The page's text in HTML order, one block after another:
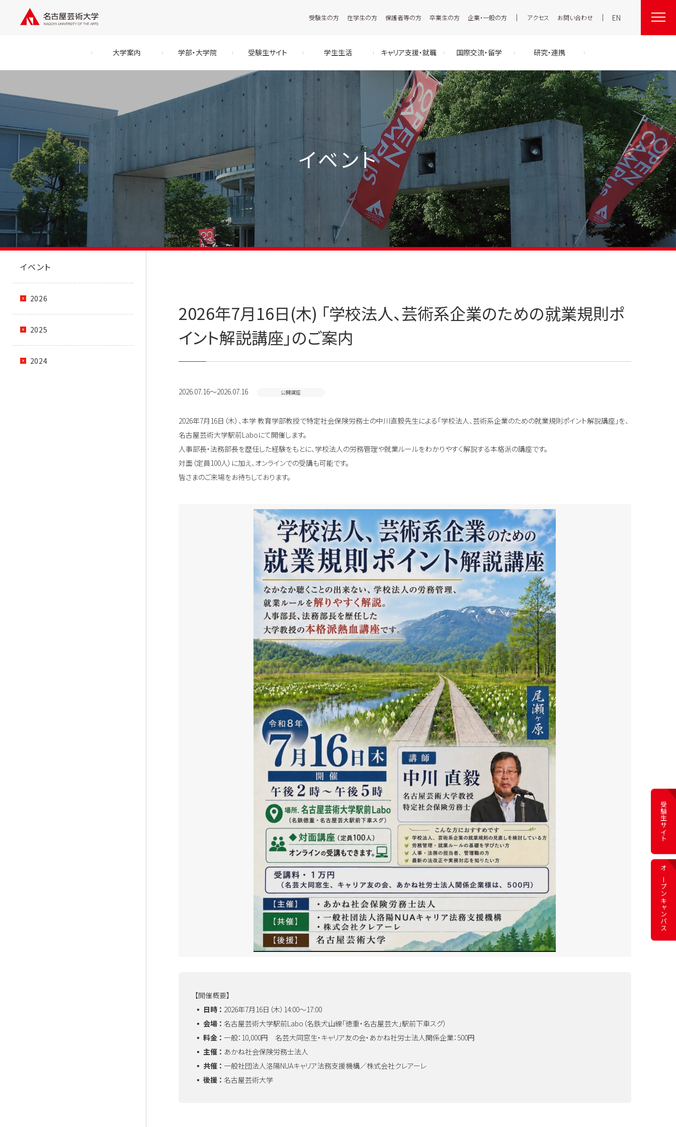
受験生の方 在学生の方 保護者等の方 卒業生の方 企業・一般の方 アクセス お問い合わせ EN
大学案内 学部・大学院 受験生サイト 学生生活 キャリア支援・就職 国際交流・留学 研究・連携
イベント
2026年7月16日(木) 「学校法人、芸術系企業のための就業規則ポ
イント解説講座」のご案内
2026.07.16～2026.07.16 公開講座
2026年7月16日（木）、本学 教育学部教授で特定社会保険労務士の中川直毅先生による「学校法人、芸術系企業のための就業規則ポイント解説講座」を、
名古屋芸術大学駅前Laboにて開催します。
人事部長・法務部長を歴任した経験をもとに、学校法人の労務管理や就業ルールをわかりやすく解説する本格派の講座です。
対面（定員100人）に加え、オンラインでの受講も可能です。
皆さまのご来場をお待ちしております。
【開催概要】
▪️ 日時 ： 2026年7月16日（木）14:00～17:00
▪️ 会場 ： 名古屋芸術大学駅前Labo（名鉄犬山線「徳重・名古屋芸大」駅前下車スグ）
▪️ 料金 ： 一般：10,000円 名芸大同窓生・キャリア友の会・あかね社労士法人関係企業：500円
▪️ 主催 ： あかね社会保険労務士法人
▪️ 共催 ： 一般社団法人洛陽NUAキャリア法務支援機構／株式会社クレアーレ
▪️ 後援 ： 名古屋芸術大学
イベント
2026
2025
2024
オープン
キャンパス
受験生サイト